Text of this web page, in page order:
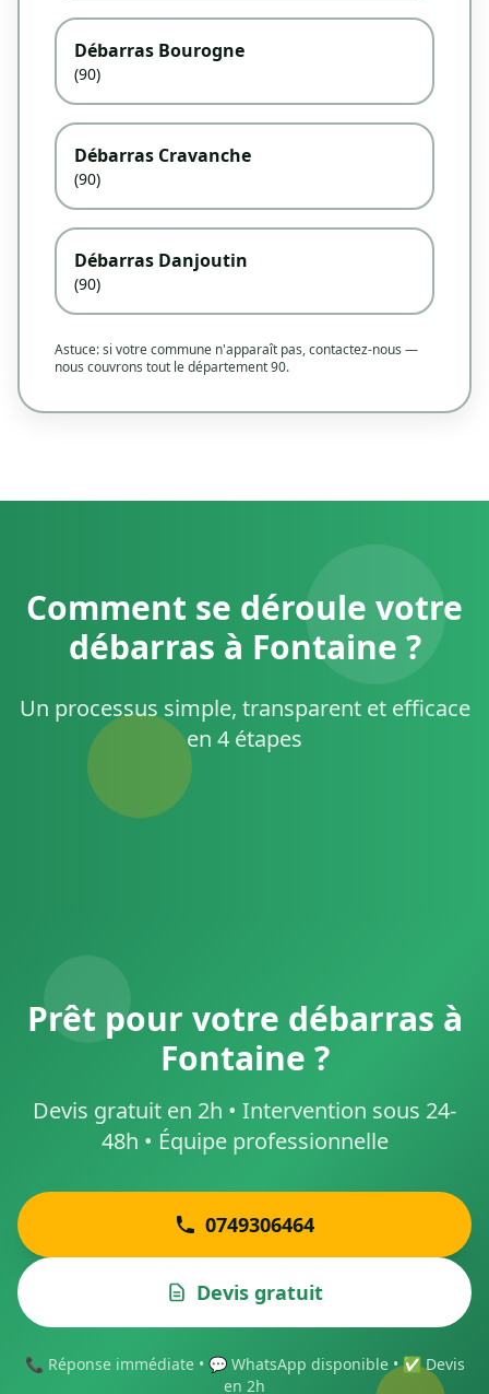
Débarras Bourogne
(90)
Débarras Cravanche
(90)
Débarras Danjoutin
(90)
Astuce: si votre commune n'apparaît pas, contactez-nous —
nous couvrons tout le département 90.
Comment se déroule votre
débarras à Fontaine ?
Un processus simple, transparent et efficace
en 4 étapes
Prêt pour votre débarras à
Fontaine ?
Devis gratuit en 2h • Intervention sous 24-
48h • Équipe professionnelle
0749306464
Devis gratuit
📞 Réponse immédiate • 💬 WhatsApp disponible • ✅ Devis
en 2h